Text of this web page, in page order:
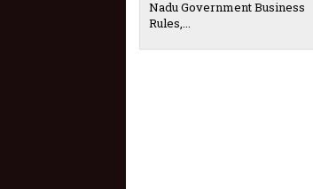
Nadu Government Business
Rules,...